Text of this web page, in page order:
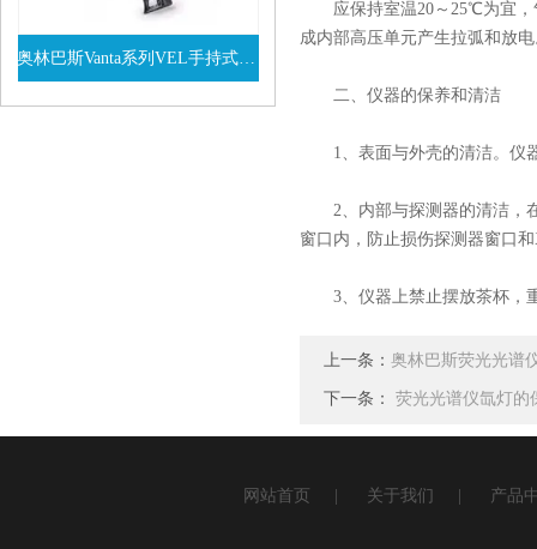
奥林巴斯Vanta系列VEL手持式XRF光谱仪
查看详情
应保持室温20～25℃为宜，气
成内部高压单元产生拉弧和放
二、仪器的保养和清洁
1、表面与外壳的清洁。仪器
2、内部与探测器的清洁，在
窗口内，防止损伤探测器窗口
3、仪器上禁止摆放茶杯，重
上一条： 奥林巴斯荧光光谱
下一条： 荧光光谱仪氙灯的
网站首页 关于我们 产品